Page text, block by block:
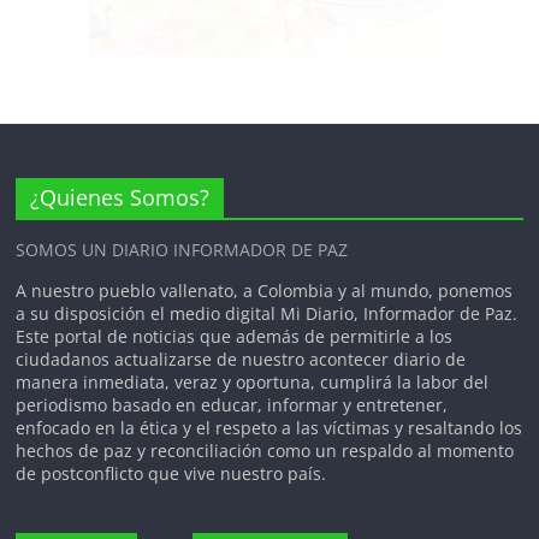
Celedón al terminar la presentación.
tributo a la trayectoria de Israel
Romero y al eterno legado de Rafael
huella del Binomio de Oro es, y
seguirá siendo, imborrable para el
corazón de Colombia.
¿Quienes Somos?
SOMOS UN DIARIO INFORMADOR DE PAZ
A nuestro pueblo vallenato, a Colombia y al mundo, ponemos
a su disposición el medio digital Mi Diario, Informador de Paz.
Este portal de noticias que además de permitirle a los
ciudadanos actualizarse de nuestro acontecer diario de
manera inmediata, veraz y oportuna, cumplirá la labor del
periodismo basado en educar, informar y entretener,
enfocado en la ética y el respeto a las víctimas y resaltando los
hechos de paz y reconciliación como un respaldo al momento
de postconflicto que vive nuestro país.